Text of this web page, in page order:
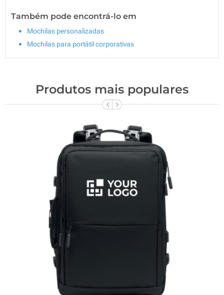
Também pode encontrá-lo em
Mochilas personalizadas
Mochilas para portátil corporativas
Produtos mais populares